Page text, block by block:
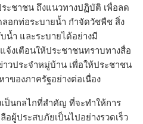
ะชาชน ถึงแนวทางปฏิบัติ เพื่อลด
อกท่อระบายน้ำ กำจัดวัชพืช สิ่ง
น้ำ และระบายได้อย่างมี
งเตือนให้ประชาชนทราบทางสื่อ
วประจำหมู่บ้าน เพื่อให้ประชาชน
ของภาครัฐอย่างต่อเนื่อง
ป็นกลไกที่สำคัญ ที่จะทำให้การ
ผู้ประสบภัยเป็นไปอย่างรวดเร็ว